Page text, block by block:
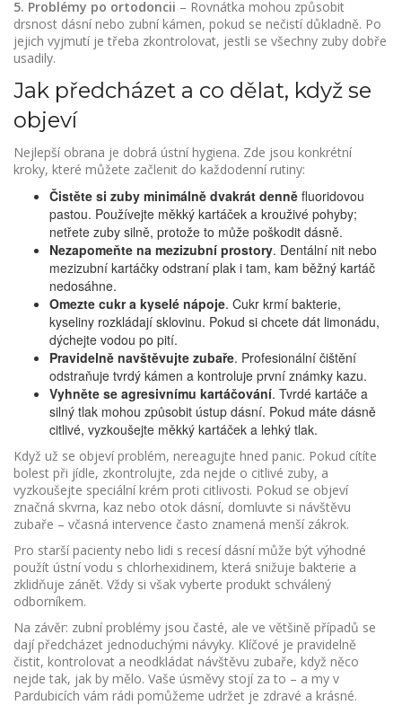
5. Problémy po ortodoncii – Rovnátka mohou způsobit
drsnost dásní nebo zubní kámen, pokud se nečistí důkladně. Po
jejich vyjmutí je třeba zkontrolovat, jestli se všechny zuby dobře
usadily.
Jak předcházet a co dělat, když se
objeví
Nejlepší obrana je dobrá ústní hygiena. Zde jsou konkrétní
kroky, které můžete začlenit do každodenní rutiny:
Čistěte si zuby minimálně dvakrát denně fluoridovou
pastou. Používejte měkký kartáček a krouživé pohyby;
netřete zuby silně, protože to může poškodit dásně.
Nezapomeňte na mezizubní prostory. Dentální nit nebo
mezizubní kartáčky odstraní plak i tam, kam běžný kartáč
nedosáhne.
Omezte cukr a kyselé nápoje. Cukr krmí bakterie,
kyseliny rozkládají sklovinu. Pokud si chcete dát limonádu,
dýchejte vodou po pití.
Pravidelně navštěvujte zubaře. Profesionální čištění
odstraňuje tvrdý kámen a kontroluje první známky kazu.
Vyhněte se agresivnímu kartáčování. Tvrdé kartáče a
silný tlak mohou způsobit ústup dásní. Pokud máte dásně
citlivé, vyzkoušejte měkký kartáček a lehký tlak.
Když už se objeví problém, nereagujte hned panic. Pokud cítíte
bolest při jídle, zkontrolujte, zda nejde o citlivé zuby, a
vyzkoušejte speciální krém proti citlivosti. Pokud se objeví
značná skvrna, kaz nebo otok dásní, domluvte si návštěvu
zubaře – včasná intervence často znamená menší zákrok.
Pro starší pacienty nebo lidi s recesí dásní může být výhodné
použít ústní vodu s chlorhexidinem, která snižuje bakterie a
zklidňuje zánět. Vždy si však vyberte produkt schválený
odborníkem.
Na závěr: zubní problémy jsou časté, ale ve většině případů se
dají předcházet jednoduchými návyky. Klíčové je pravidelně
čistit, kontrolovat a neodkládat návštěvu zubaře, když něco
nejde tak, jak by mělo. Vaše úsměvy stojí za to – a my v
Pardubicích vám rádi pomůžeme udržet je zdravé a krásné.